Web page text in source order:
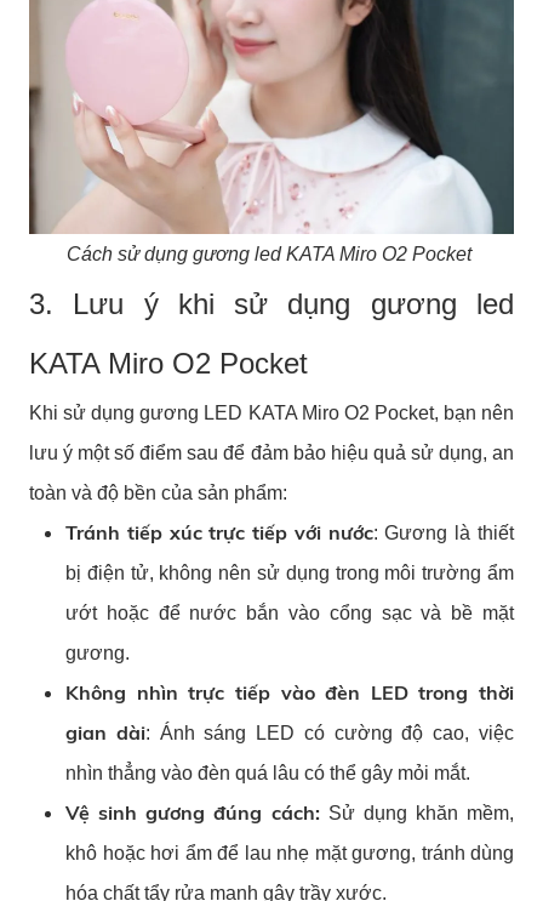
Cách sử dụng gương led KATA Miro O2 Pocket
3. Lưu ý khi sử dụng gương led
KATA Miro O2 Pocket
Khi sử dụng gương LED KATA Miro O2 Pocket, bạn nên
lưu ý một số điểm sau để đảm bảo hiệu quả sử dụng, an
toàn và độ bền của sản phẩm:
Tránh tiếp xúc trực tiếp với nước: Gương là thiết
bị điện tử, không nên sử dụng trong môi trường ẩm
ướt hoặc để nước bắn vào cổng sạc và bề mặt
gương.
Không nhìn trực tiếp vào đèn LED trong thời
gian dài: Ánh sáng LED có cường độ cao, việc
nhìn thẳng vào đèn quá lâu có thể gây mỏi mắt.
Vệ sinh gương đúng cách:Sử dụng khăn mềm,
khô hoặc hơi ẩm để lau nhẹ mặt gương, tránh dùng
hóa chất tẩy rửa mạnh gây trầy xước.